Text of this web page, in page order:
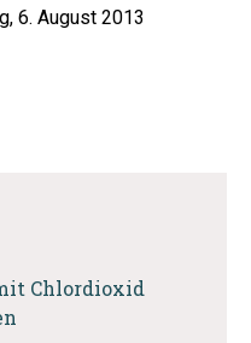
6. August 2013
Chlordioxid